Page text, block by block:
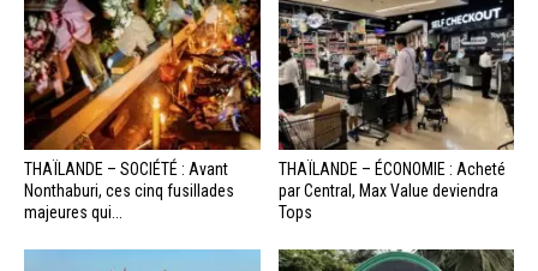
THAÏLANDE – SOCIÉTÉ : Avant
Nonthaburi, ces cinq fusillades
majeures qui...
THAÏLANDE – ÉCONOMIE : Acheté
par Central, Max Value deviendra
Tops